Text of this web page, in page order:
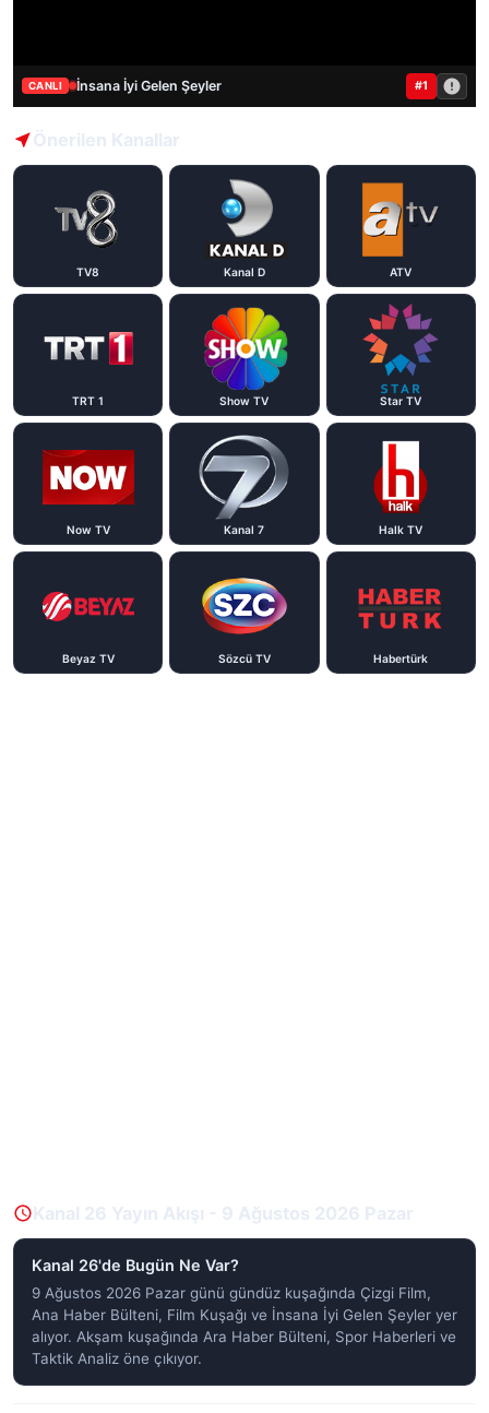
CANLI İnsana İyi Gelen Şeyler #1
TV8 Kanal D ATV
TRT 1 Show TV Star TV
Now TV Kanal 7 Halk TV
Beyaz TV Sözcü TV Habertürk
Kanal 26'de Bugün Ne Var?
9 Ağustos 2026 Pazar günü gündüz kuşağında Çizgi Film,
Ana Haber Bülteni, Film Kuşağı ve İnsana İyi Gelen Şeyler yer
alıyor. Akşam kuşağında Ara Haber Bülteni, Spor Haberleri ve
Taktik Analiz öne çıkıyor.